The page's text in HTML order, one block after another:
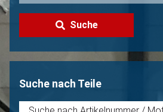
Suche
Suche nach Teile